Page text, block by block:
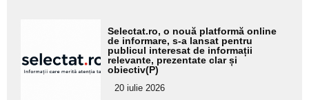
pentru
subtitlu
Selectat.ro, o nouă platformă online
de informare, s-a lansat pentru
publicul interesat de informații
relevante, prezentate clar și
obiectiv(P)
20 iulie 2026